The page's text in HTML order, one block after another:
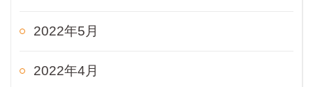
2022年5月
2022年4月